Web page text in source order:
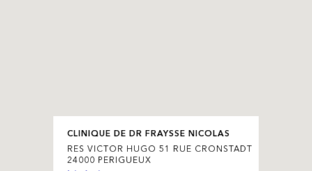
CLINIQUE DE DR FRAYSSE NICOLAS
RES VICTOR HUGO 51 RUE CRONSTADT
24000 PERIGUEUX